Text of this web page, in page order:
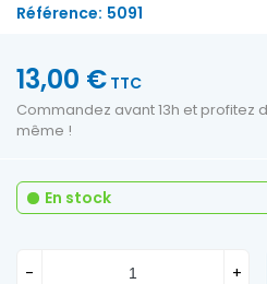
Référence: 5091
13,00 € TTC
Commandez avant 13h et profitez
même !
En stock
- +